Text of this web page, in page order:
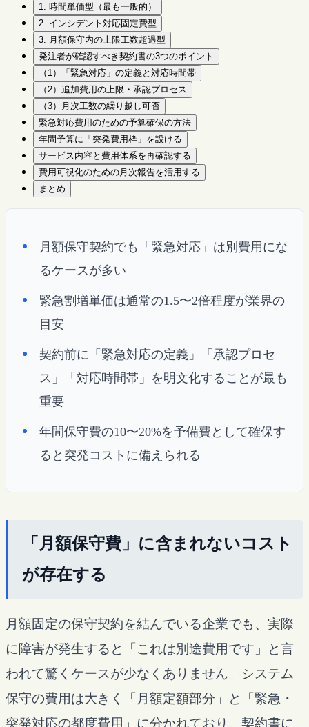
1. 時間単価型（最も一般的）
2. インシデント対応固定費型
3. 月額保守内の上限工数超過型
発注者が確認すべき契約書の3つのポイント
（1）「緊急対応」の定義と対応時間帯
（2）追加費用の上限・承認プロセス
（3）月次工数の繰り越し可否
緊急対応費用のための予算確保の方法
年間予算に「突発費用枠」を設ける
サービス内容と費用体系を再確認する
費用可視化のための月次報告を活用する
まとめ
月額保守契約でも「緊急対応」は別費用にな
るケースが多い
緊急割増単価は通常の1.5〜2倍程度が業界の
目安
契約前に「緊急対応の定義」「承認プロセ
ス」「対応時間帯」を明文化することが最も
重要
年間保守費の10〜20%を予備費として確保す
ると突発コストに備えられる
「月額保守費」に含まれないコスト
が存在する
月額固定の保守契約を結んでいる企業でも、実際
に障害が発生すると「これは別途費用です」と言
われて驚くケースが少なくありません。システム
保守の費用は大きく「月額定額部分」と「緊急・
突発対応の都度費用」に分かれており、契約書に